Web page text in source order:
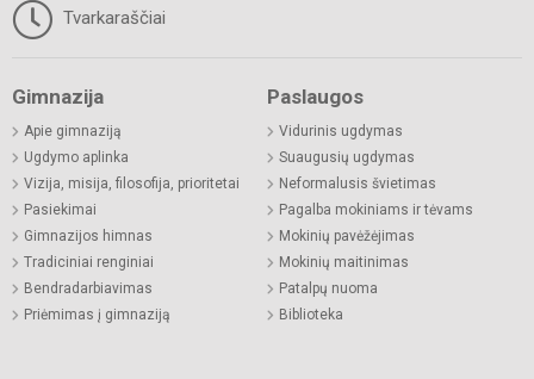
Tvarkaraščiai
Gimnazija
Apie gimnaziją
Ugdymo aplinka
Vizija, misija, filosofija, prioritetai
Pasiekimai
Gimnazijos himnas
Tradiciniai renginiai
Bendradarbiavimas
Priėmimas į gimnaziją
Paslaugos
Vidurinis ugdymas
Suaugusių ugdymas
Neformalusis švietimas
Pagalba mokiniams ir tėvams
Mokinių pavėžėjimas
Mokinių maitinimas
Patalpų nuoma
Biblioteka